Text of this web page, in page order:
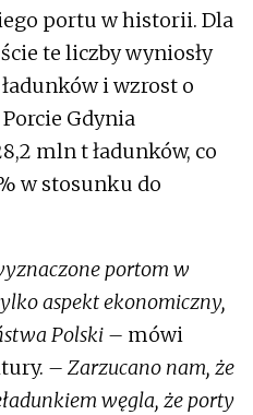
portu w historii. Dla
te liczby wyniosły
i wzrost o
Gdynia
mln t ładunków, co
w stosunku do
portom w
aspekt ekonomiczny,
Polski – mówi
– Zarzucano nam, że
węgla, że porty